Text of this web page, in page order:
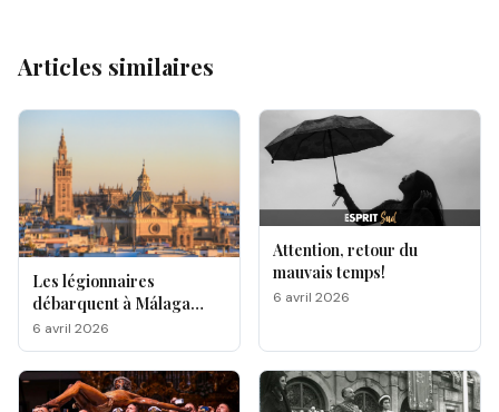
Articles similaires
Les légionnaires
débarquent à Málaga
pour la Semaine Sainte
6 avril 2026
Attention, retour du
mauvais temps!
6 avril 2026